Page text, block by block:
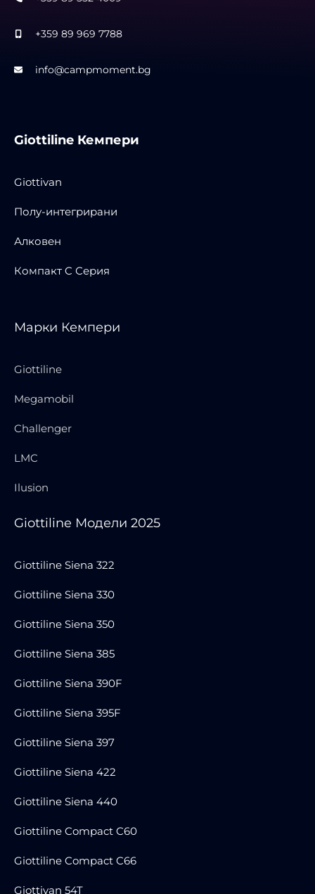
+359 89 969 7788
info@campmoment.bg
Giottiline Кемпери
Giottivan
Полу-интегрирани
Алковен
Компакт C Серия
Марки Кемпери
Giottiline
Megamobil
Challenger
LMC
Ilusion
Giottiline Модели 2025
Giottiline Siena 322
Giottiline Siena 330
Giottiline Siena 350
Giottiline Siena 385
Giottiline Siena 390F
Giottiline Siena 395F
Giottiline Siena 397
Giottiline Siena 422
Giottiline Siena 440
Giottiline Compact C60
Giottiline Compact C66
Giottivan 54T